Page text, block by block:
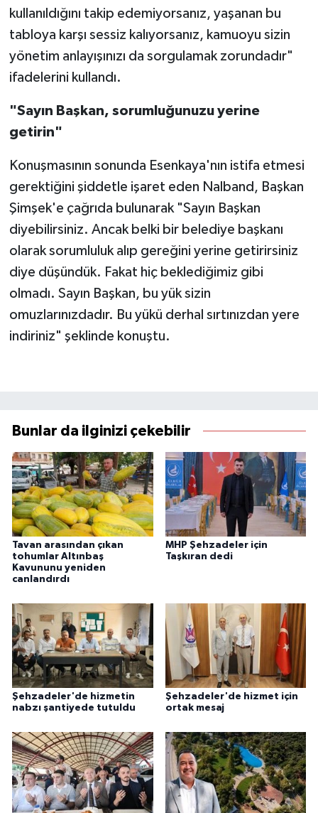
kullanıldığını takip edemiyorsanız, yaşanan bu
tabloya karşı sessiz kalıyorsanız, kamuoyu sizin
yönetim anlayışınızı da sorgulamak zorundadır"
ifadelerini kullandı.
"Sayın Başkan, sorumluğunuzu yerine
getirin"
Konuşmasının sonunda Esenkaya'nın istifa etmesi
gerektiğini şiddetle işaret eden Nalband, Başkan
Şimşek'e çağrıda bulunarak "Sayın Başkan
diyebilirsiniz. Ancak belki bir belediye başkanı
olarak sorumluluk alıp gereğini yerine getirirsiniz
diye düşündük. Fakat hiç beklediğimiz gibi
olmadı. Sayın Başkan, bu yük sizin
omuzlarınızdadır. Bu yükü derhal sırtınızdan yere
indiriniz" şeklinde konuştu.
Bunlar da ilginizi çekebilir
Tavan arasından çıkan
tohumlar Altınbaş
Kavununu yeniden
canlandırdı
MHP Şehzadeler için
Taşkıran dedi
Şehzadeler'de hizmetin
nabzı şantiyede tutuldu
Şehzadeler'de hizmet için
ortak mesaj